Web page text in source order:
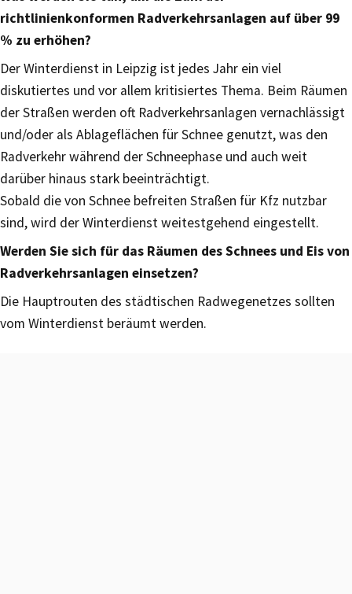
richtlinienkonformen Radverkehrsanlagen auf über 99
% zu erhöhen?
Der Winterdienst in Leipzig ist jedes Jahr ein viel
diskutiertes und vor allem kritisiertes Thema. Beim Räumen
der Straßen werden oft Radverkehrsanlagen vernachlässigt
und/oder als Ablageflächen für Schnee genutzt, was den
Radverkehr während der Schneephase und auch weit
darüber hinaus stark beeinträchtigt.
Sobald die von Schnee befreiten Straßen für Kfz nutzbar
sind, wird der Winterdienst weitestgehend eingestellt.
Werden Sie sich für das Räumen des Schnees und Eis von
Radverkehrsanlagen einsetzen?
Die Hauptrouten des städtischen Radwegenetzes sollten
vom Winterdienst beräumt werden.